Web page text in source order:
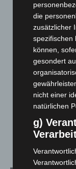
Blaulicht
Corona-News
Hannover und
Langenhagen
Leserbriefe
Menschen
Über uns
Veranstaltungen
die
zusätzlicher
spezifischen
können,
gesondert
nicht einer
natürlichen
g)